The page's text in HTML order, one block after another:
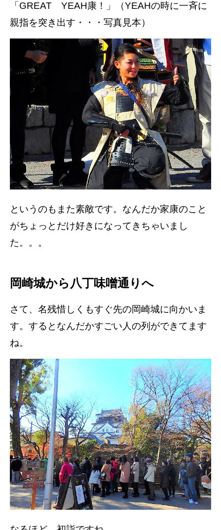
「GREAT YEAH康！」（YEAHの時に一斉に
親指を突き出す・・・写真見本）
というのもまた素敵です。なんだか家康のこと
がちょっとだけ好きになってきちゃいまし
た。。。
岡崎城から八丁味噌通りへ
さて、名残惜しくもすぐ先の岡崎城に向かいま
す。するとなんだかすごい人の列ができてます
ね。